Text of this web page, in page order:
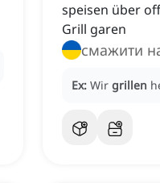
speisen über
Grill garen
смажити
Ex: Wir grillen